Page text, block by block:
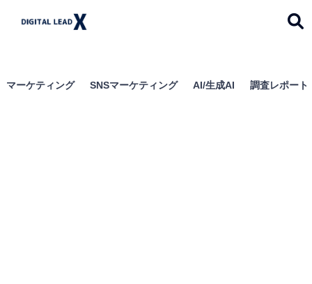
デジタルリードエック
マーケティング SNSマーケティング AI/生成AI 調査レポート